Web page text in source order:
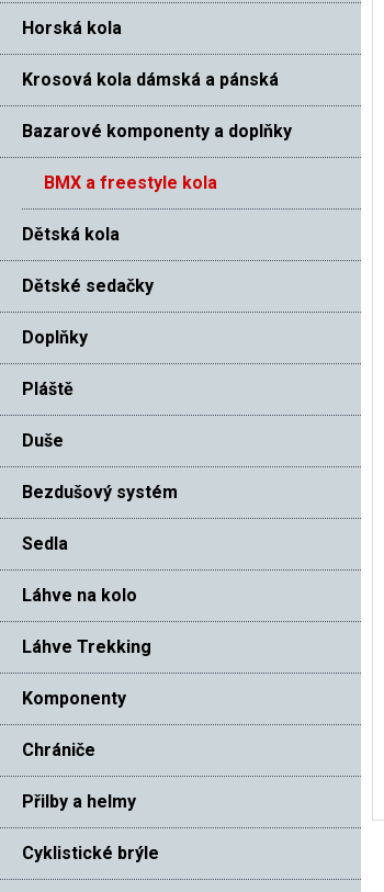
Horská kola
Krosová kola dámská a pánská
Bazarové komponenty a doplňky
BMX a freestyle kola
Dětská kola
Dětské sedačky
Doplňky
Pláště
Duše
Bezdušový systém
Sedla
Láhve na kolo
Láhve Trekking
Komponenty
Chrániče
Přilby a helmy
Cyklistické brýle